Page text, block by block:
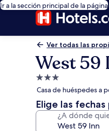
Ir a la sección principal de la página
Ver todas las
West 59
Propiedad
de
3.0
estrellas
Casa de huéspedes a
Elige las
¿A dónde